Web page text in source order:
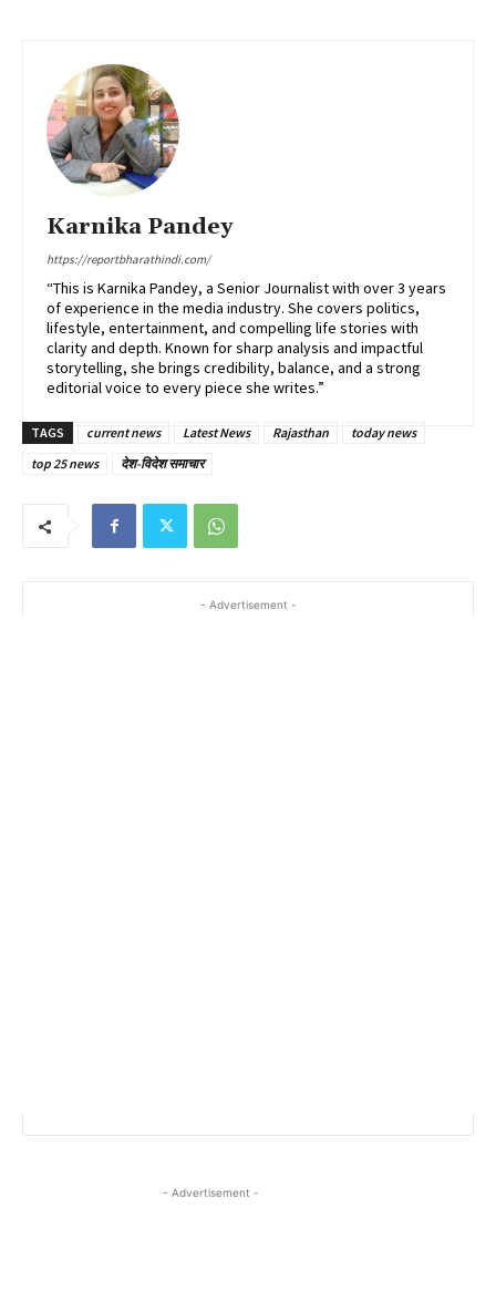
Karnika Pandey
https://reportbharathindi.com/
“This is Karnika Pandey, a Senior Journalist with over 3 years
of experience in the media industry. She covers politics,
lifestyle, entertainment, and compelling life stories with
clarity and depth. Known for sharp analysis and impactful
storytelling, she brings credibility, balance, and a strong
editorial voice to every piece she writes.”
TAGS current news Latest News Rajasthan
today news
top 25 news
देश-विदेश समाचार
- Advertisement -
- Advertisement -